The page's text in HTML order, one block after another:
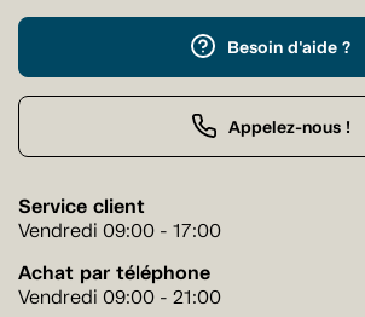
Besoin d'aide ?
Appelez-nous !
Service client
Vendredi 09:00 - 17:00
Achat par téléphone
Vendredi 09:00 - 21:00